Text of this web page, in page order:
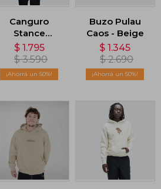
Canguro
Stance
Established
Hoodie - Beige
$ 1.795
$ 3.590
50
Buzo Pulau
Caos - Beige
$ 1.345
$ 2.690
50